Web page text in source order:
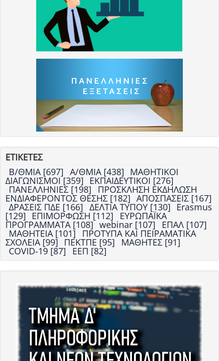
ΕΤΙΚΕΤΕΣ
Β/ΘΜΙΑ [697] Α/ΘΜΙΑ [438] ΜΑΘΗΤΙΚΟΙ
ΔΙΑΓΩΝΙΣΜΟΙ [359] ΕΚΠΑΙΔΕΥΤΙΚΟΙ [276]
ΠΑΝΕΛΛΗΝΙΕΣ [198] ΠΡΟΣΚΛΗΣΗ ΕΚΔΗΛΩΣΗ
ΕΝΔΙΑΦΕΡΟΝΤΟΣ ΘΕΣΗΣ [182] ΑΠΟΣΠΑΣΕΙΣ [167]
ΔΡΑΣΕΙΣ ΠΔΕ [166] ΔΕΛΤΙΑ ΤΥΠΟΥ [130] Erasmus
[129] ΕΠΙΜΟΡΦΩΣΗ [112] ΕΥΡΩΠΑΪΚΑ
ΠΡΟΓΡΑΜΜΑΤΑ [108] webinar [107] ΕΠΑΛ [107]
ΜΑΘΗΤΕΙΑ [101] ΠΡΟΤΥΠΑ ΚΑΙ ΠΕΙΡΑΜΑΤΙΚΑ
ΣΧΟΛΕΙΑ [99] ΠΕΚΤΠΕ [95] ΜΑΘΗΤΕΣ [91]
COVID-19 [87] ΕΕΠ [82]